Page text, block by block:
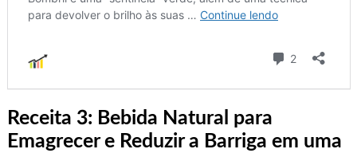
Receita 3: Bebida Natural para
Emagrecer e Reduzir a Barriga em uma